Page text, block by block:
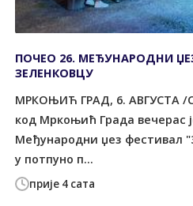
прије 4 сата
ПОЧЕО 26. МЕЂУНАРОДНИ
ЗЕЛЕНКОВЦУ
МРКОЊИЋ ГРАД, 6. АВГУСТА /
код Мркоњић Града вечерас
Међународни џез фестивал
у потпуно п...